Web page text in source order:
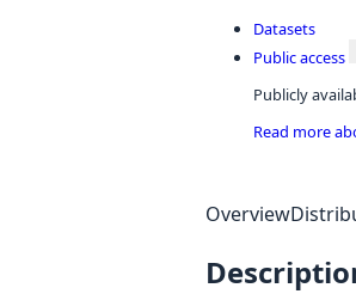
Datasets
Public access
Publicly
Read more
Overview